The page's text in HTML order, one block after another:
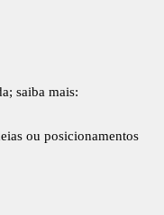
saiba mais:
ou posicionamentos